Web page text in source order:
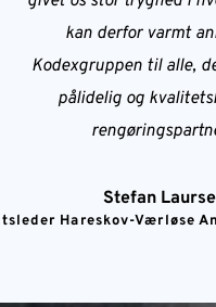
kan derfor varmt
Kodexgruppen til alle,
pålidelig og
Stefan
Hareskov-Værløse